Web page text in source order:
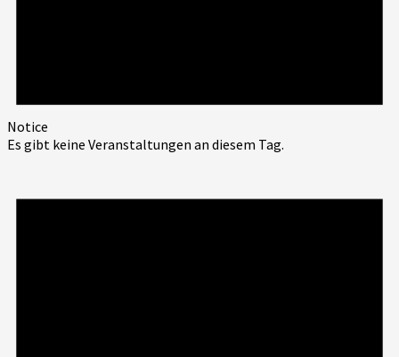
Notice
Es gibt keine Veranstaltungen an diesem Tag.